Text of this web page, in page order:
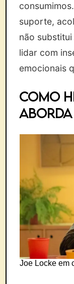
suporte,
não
lidar com
emocionais
Como
aborda
Joe Locke em